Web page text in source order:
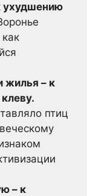
ухудшению
жилья – к
птиц
– к